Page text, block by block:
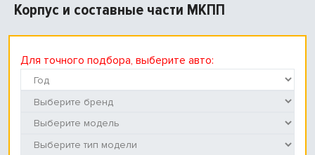
Корпус и составные части МКПП
Для точного подбора, выберите авто: